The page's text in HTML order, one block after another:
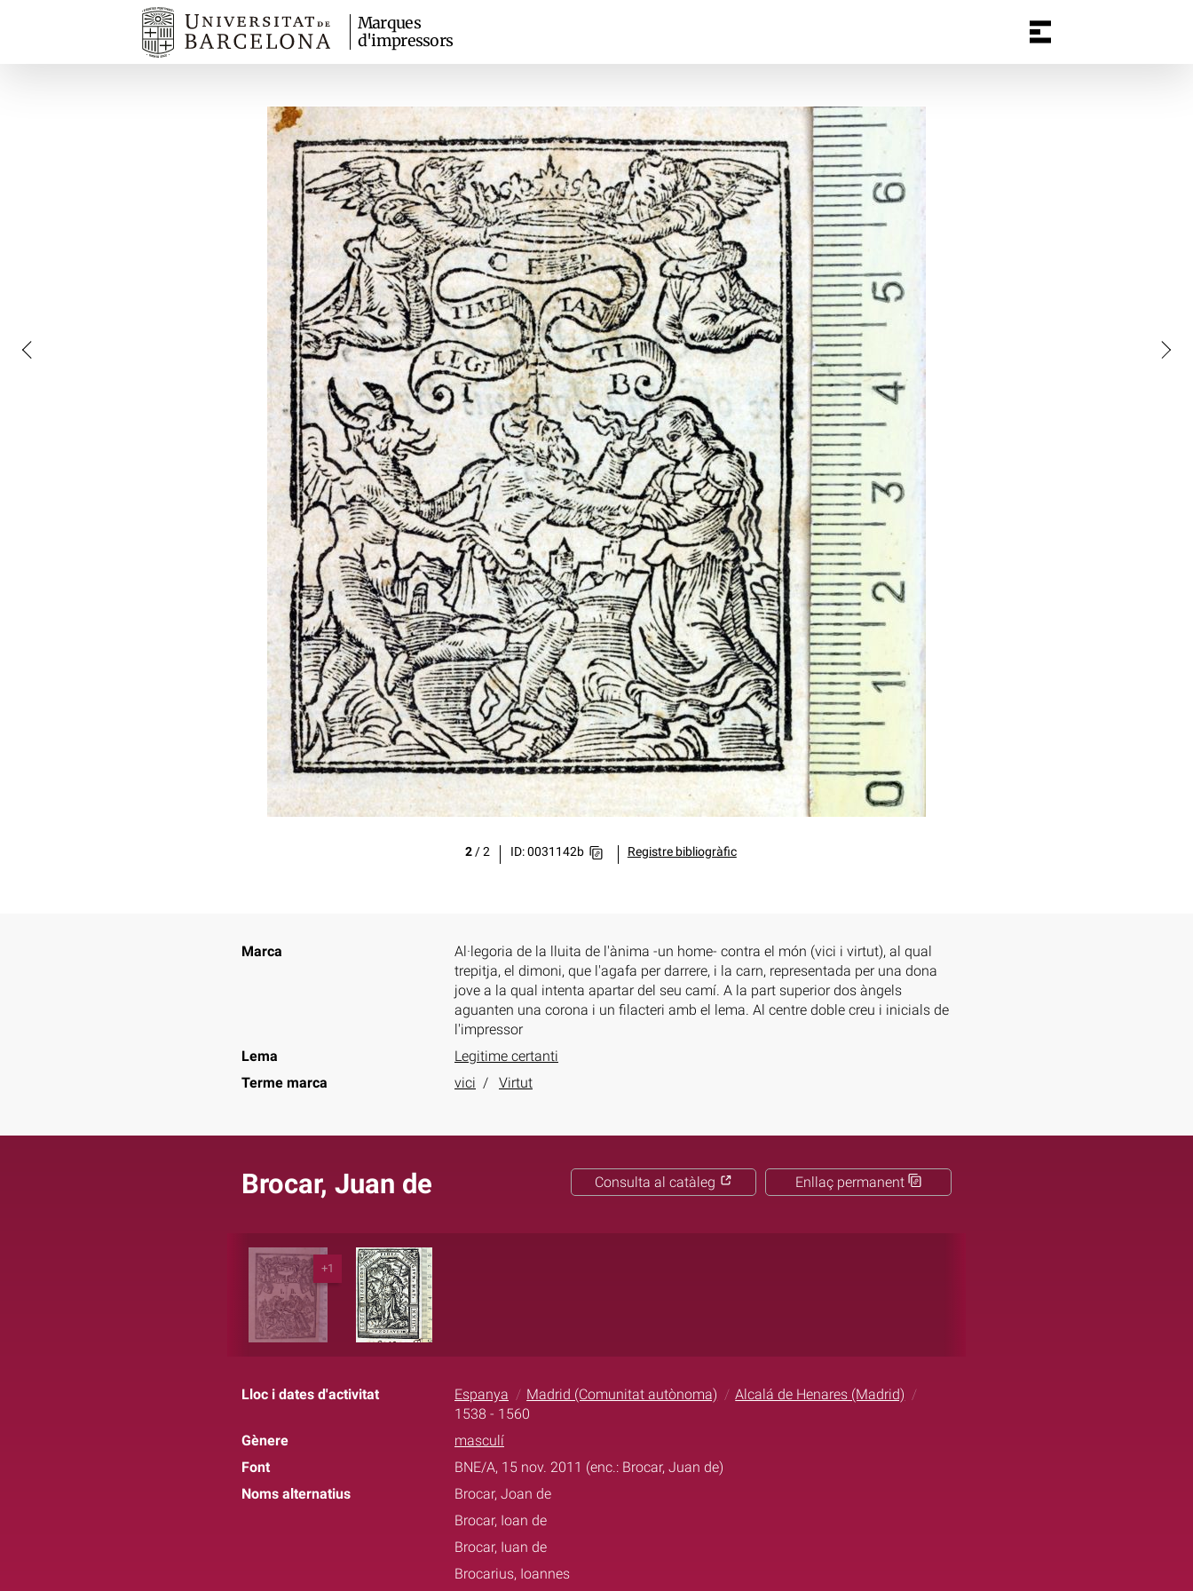
Marques
d'impressors
2/2 ID: 0031142b Registre bibliogràfic
Marca
Al·legoria de la lluita de l'ànima -un home- contra el món (vici i virtut), al qual
trepitja, el dimoni, que l'agafa per darrere, i la carn, representada per una dona
jove a la qual intenta apartar del seu camí. A la part superior dos àngels
aguanten una corona i un filacteri amb el lema. Al centre doble creu i inicials de
l'impressor
Lema
Legitime certanti
Terme marca
vici Virtut
Brocar, Juan de Enllaç permanent
Consulta al catàleg
+1
Lloc i dates d'activitat Espanya Madrid (Comunitat autònoma)
Alcalá de Henares (Madrid)
1538 - 1560
Gènere
masculí
Font
BNE/A, 15 nov. 2011 (enc.: Brocar, Juan de)
Noms alternatius
Brocar, Joan de
Brocar, Ioan de
Brocar, Iuan de
Brocarius, Ioannes